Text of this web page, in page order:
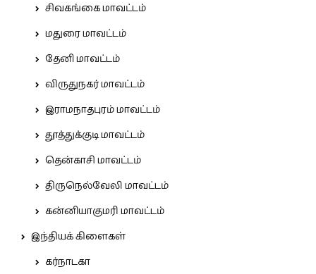
சிவகங்கை மாவட்டம்
மதுரை மாவட்டம்
தேனி மாவட்டம்
விருதுநகர் மாவட்டம்
இராமநாதபுரம் மாவட்டம்
தூத்துக்குடி மாவட்டம்
தென்காசி மாவட்டம்
திருநெல்வேலி மாவட்டம்
கன்னியாகுமரி மாவட்டம்
இந்தியக் கிளைகள்
கர்நாடகா